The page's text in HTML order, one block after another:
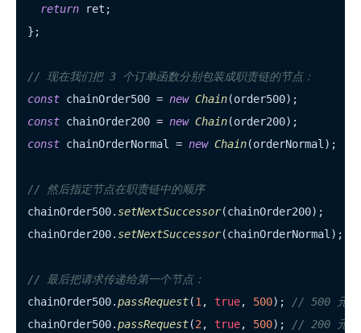
return ret;
};
// 现在我们把 3 个订单函数分别包装成职责链的节点：
const chainOrder500 = new Chain
const chainOrder200 = new Chain
const chainOrderNormal = new Chain(orderNormal);
// 然后指定节点在职责链中的顺序
chainOrder500. setNextSuccessor(chainOrder200);
chainOrder200. setNextSuccessor(chainOrderNormal);
// 最后把请求传递给第一个节点：
chainOrder500.passRequest(1 , true, 500);
// 500 元定
chainOrder500.passRequest(2, true, 500);
// 200 元定